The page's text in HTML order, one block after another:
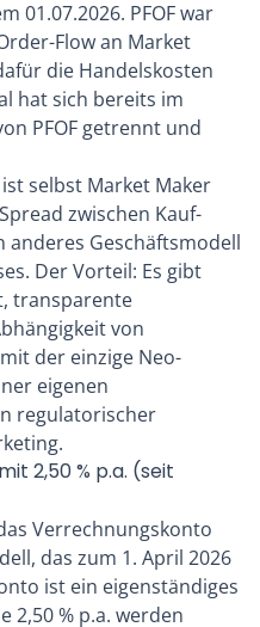
01.07.2026. PFOF war
Flow an Market
die Handelskosten
hat sich bereits im
PFOF getrennt und
selbst Market Maker
zwischen Kauf-
anderes Geschäftsmodell
Der Vorteil: Es gibt
transparente
von
der einzige Neo-
eigenen
regulatorischer
2,50 % p.a. (seit
Verrechnungskonto
das zum 1. April 2026
ist ein eigenständiges
2,50 % p.a. werden